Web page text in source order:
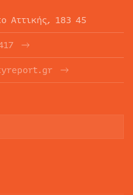
Αττικής, 183 45